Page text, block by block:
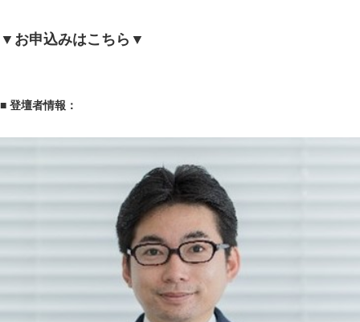
▼お申込みはこちら▼
■ 登壇者情報：